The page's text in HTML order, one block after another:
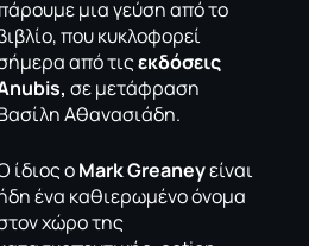
μια γεύση από το
που κυκλοφορεί
από τιςεκδόσεις
σε μετάφραση
Αθανασιάδη.
ίδιος οMark Greaneyείναι
ένα καθιερωμένο όνομα
χώρο της